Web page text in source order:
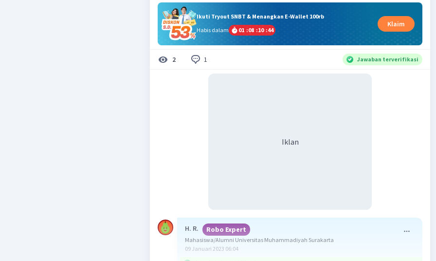
Ikuti Tryout SNBT & Menangkan E-Wallet 100rb
Habis dalam
01 :08 :10 :43
Klaim
2 1 Jawaban terverifikasi
Iklan
H. R. Robo Expert
Mahasiswa/Alumni Universitas Muhammadiyah Surakarta
09 Januari 2023 06:04